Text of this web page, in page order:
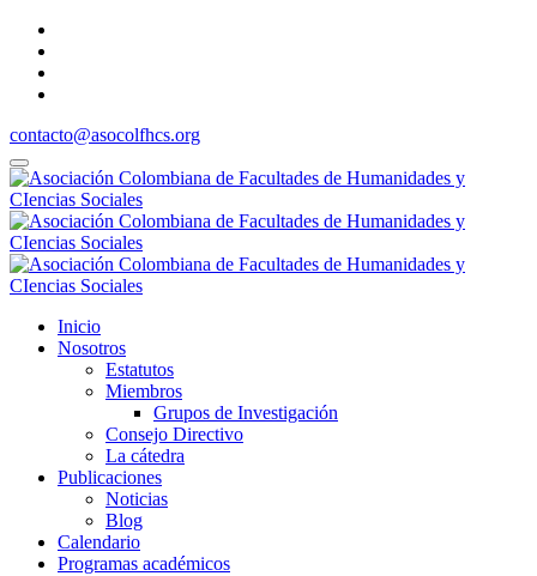
contacto@asocolfhcs.org
Inicio
Nosotros
Estatutos
Miembros
Grupos de Investigación
Consejo Directivo
La cátedra
Publicaciones
Noticias
Blog
Calendario
Programas académicos